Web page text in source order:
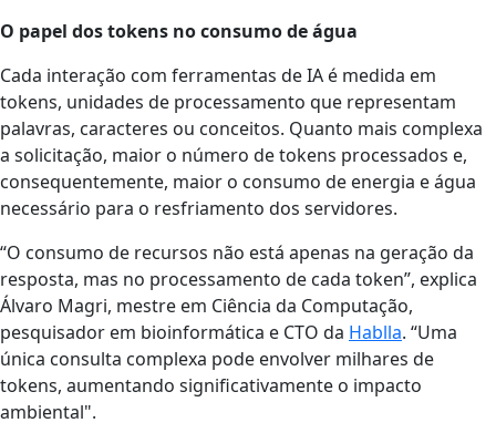
O papel dos tokens no consumo de água
Cada interação com ferramentas de IA é medida em
tokens, unidades de processamento que representam
palavras, caracteres ou conceitos. Quanto mais complexa
a solicitação, maior o número de tokens processados e,
consequentemente, maior o consumo de energia e água
necessário para o resfriamento dos servidores.
“O consumo de recursos não está apenas na geração da
resposta, mas no processamento de cada token”, explica
Álvaro Magri, mestre em Ciência da Computação,
pesquisador em bioinformática e CTO da Hablla. “Uma
única consulta complexa pode envolver milhares de
tokens, aumentando significativamente o impacto
ambiental".